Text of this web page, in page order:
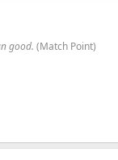
good. (Match Point)​